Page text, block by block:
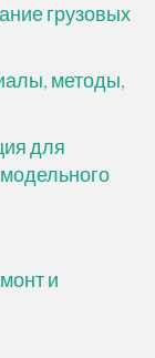
грузовых
методы,
для
и